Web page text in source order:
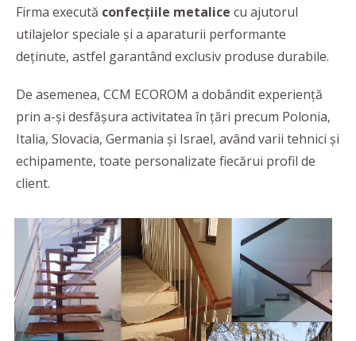
Firma execută confecțiile metalice cu ajutorul
utilajelor speciale și a aparaturii performante
deținute, astfel garantând exclusiv produse durabile.
De asemenea, CCM ECOROM a dobândit experiență
prin a-și desfășura activitatea în țări precum Polonia,
Italia, Slovacia, Germania și Israel, având varii tehnici și
echipamente, toate personalizate fiecărui profil de
client.